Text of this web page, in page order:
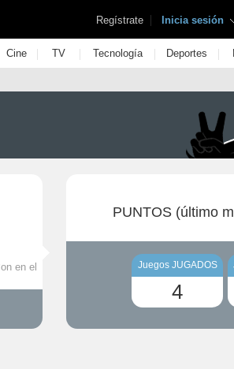
Regístrate | Inicia sesión
Cine | TV | Tecnología | Deportes |
en el
PUNTOS (último
Juegos JUGADOS
4